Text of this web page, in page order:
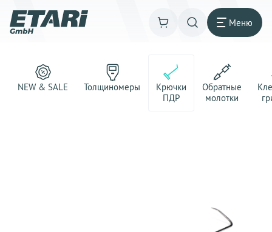
Меню
NEW & SALE Толщиномеры
Крючки
ПДР
Обратные
молотки